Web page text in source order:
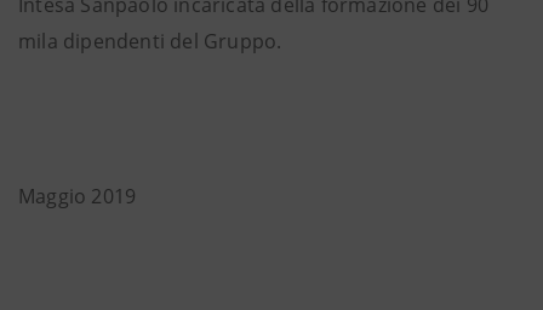
mila dipendenti del Gruppo.
Maggio 2019